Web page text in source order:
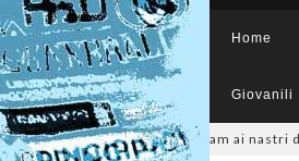
Home
Giovanili
sono 14 i team ai nastri di